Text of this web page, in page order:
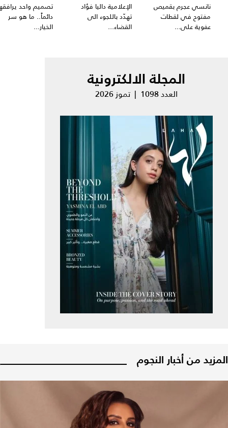
نانسي عجرم بقميص
مفتوح في لقطات
عفوية على...
الإعلامية داليا فؤاد
تهدّد باللجوء الى
القضاء...
تصميم واحد
دائماً.. ما هو سر
الخيار...
المجلة الالكترونية
العدد 1098 | تموز 2026
المزيد من أخبار النجوم